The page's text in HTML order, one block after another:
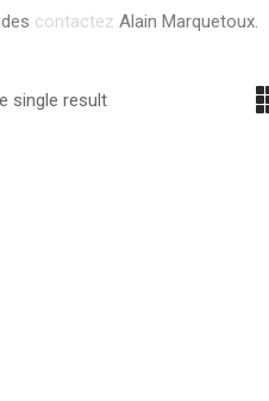
contactez Alain Marquetoux.
single result